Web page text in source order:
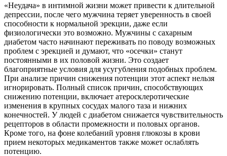
«Неудача» в интимной жизни может привести к длительной
депрессии, после чего мужчина теряет уверенность в своей
способности к нормальной эрекции, даже если
физиологически это возможно. Мужчины с сахарным
диабетом часто начинают переживать по поводу возможных
проблем с эрекцией и думают, что «осечки» станут
постоянными в их половой жизни. Это создает
благоприятные условия для усугубления подобных проблем.
При анализе причин снижения потенции этот аспект нельзя
игнорировать. Полный список причин, способствующих
снижению потенции, включает атеросклеротические
изменения в крупных сосудах малого таза и нижних
конечностей. У людей с диабетом снижается чувствительность
рецепторов в области промежности и половых органов.
Кроме того, на фоне колебаний уровня глюкозы в крови
прием некоторых медикаментов также может ослаблять
потенцию.